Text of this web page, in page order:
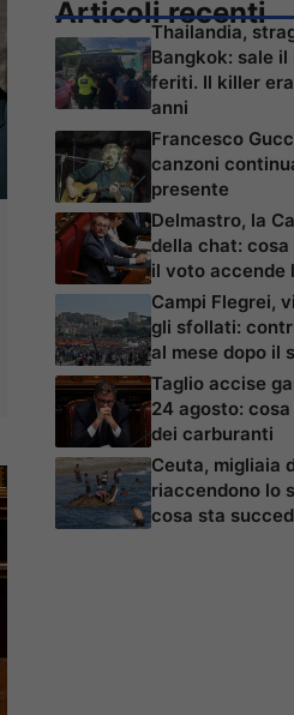
Articoli recenti
Thailandia,
Bangkok: sale
feriti. Il killer
anni
Francesco
canzoni
presente
Delmastro, la
della chat:
il voto accende
Campi Flegrei,
gli sfollati:
al mese dopo il
Taglio accise
24 agosto:
dei carburanti
Ceuta, migliaia
riaccendono lo
cosa sta